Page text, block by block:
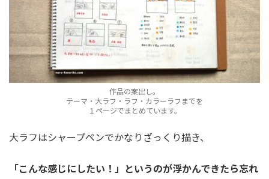
作品の案出し。
テーマ・大ラフ・ラフ・カラーラフまでを
１ページでまとめています。
大ラフはシャープペンでかなりざっくり描き、
「こんな感じにしたい！」というのが浮かんできたら忘れ